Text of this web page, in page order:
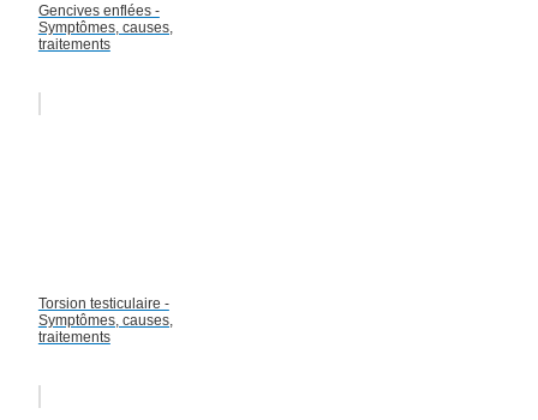
Gencives enflées -
Symptômes, causes,
traitements
Torsion testiculaire -
Symptômes, causes,
traitements